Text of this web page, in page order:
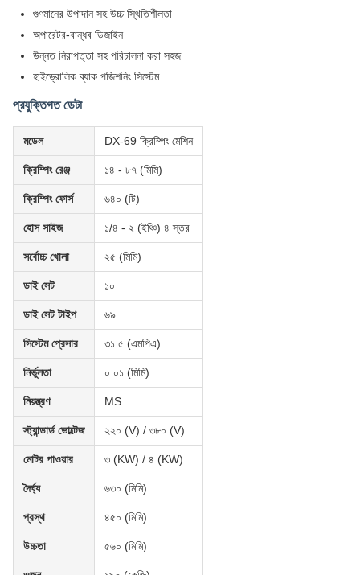
গুণমানের উপাদান সহ উচ্চ স্থিতিশীলতা
অপারেটর-বান্ধব ডিজাইন
উন্নত নিরাপত্তা সহ পরিচালনা করা সহজ
হাইড্রোলিক ব্যাক পজিশনিং সিস্টেম
প্রযুক্তিগত ডেটা
মডেল DX-69 ক্রিম্পিং মেশিন
ক্রিম্পিং রেঞ্জ ১৪ - ৮৭ (মিমি)
ক্রিম্পিং ফোর্স ৬৪০ (টি)
হোস সাইজ ১/৪ - ২ (ইঞ্চি) ৪ স্তর
সর্বোচ্চ খোলা ২৫ (মিমি)
ডাই সেট ১০
ডাই সেট টাইপ ৬৯
সিস্টেম প্রেসার ৩১.৫ (এমপিএ)
নির্ভুলতা ০.০১ (মিমি)
নিয়ন্ত্রণ MS
স্ট্যান্ডার্ড ভোল্টেজ ২২০ (V) / ৩৮০ (V)
মোটর পাওয়ার ৩ (KW) / ৪ (KW)
দৈর্ঘ্য ৬৩০ (মিমি)
প্রস্থ ৪৫০ (মিমি)
উচ্চতা ৫৬০ (মিমি)